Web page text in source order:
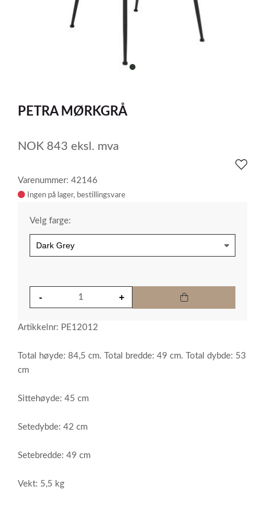
item
of
PETRA MØRKGRÅ
NOK 843 eksl. mva
Varenummer: 42146
Ingen på lager
Velg farge:
Artikkelnr: PE12012
Total høyde: 84,5 cm. Total bredde: 49 cm. Total dybde: 53
cm
Sittehøyde: 45 cm
Setedybde: 42 cm
Setebredde: 49 cm
Vekt: 5,5 kg